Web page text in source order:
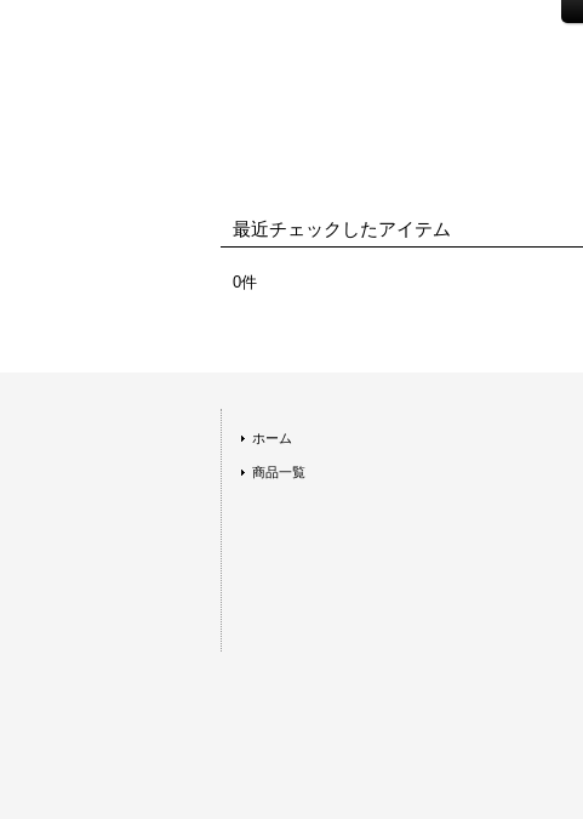
最近チェックしたアイテム
0件
ホーム
商品一覧